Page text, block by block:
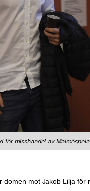
misshandel av
mot Jakob Lilja för